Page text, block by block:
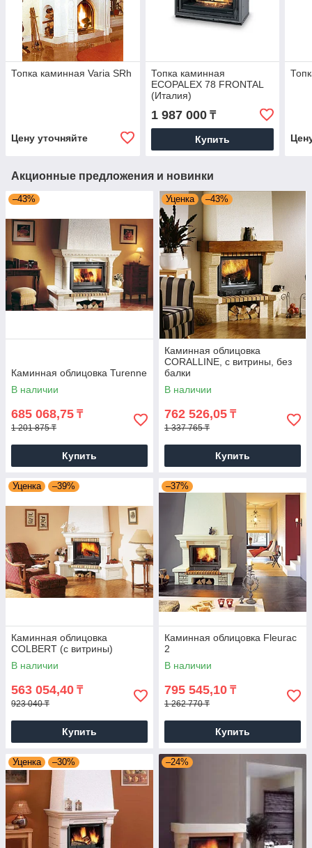
Топка каминная Varia SRh
Цену уточняйте
Топка каминная
ECOPALEX 78 FRONTAL
(Италия)
1 987 000₸
Купить
Акционные предложения и новинки
–43%
Каминная облицовка Turenne
В наличии
685 068,75 ₸
1 201 875 ₸
Купить
Уценка –43%
Каминная облицовка
CORALLINE, с витрины, без
балки
В наличии
762 526,05 ₸
1 337 765 ₸
Купить
Уценка –39%
Каминная облицовка
COLBERT (с витрины)
В наличии
563 054,40 ₸
923 040 ₸
Купить
–37%
Каминная облицовка Fleurac
2
В наличии
795 545,10 ₸
1 262 770 ₸
Купить
Уценка –30% –24%